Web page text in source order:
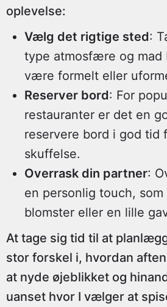
oplevelse:
Vælg det rigtige sted:
type atmosfære og mad
være formelt eller
Reserver bord: For
restauranter er det en
reservere bord i god tid
skuffelse.
Overrask din partner:
en personlig touch,
blomster eller en lille
At tage sig tid til at
stor forskel i, hvordan
at nyde øjeblikket og
uanset hvor I vælger at